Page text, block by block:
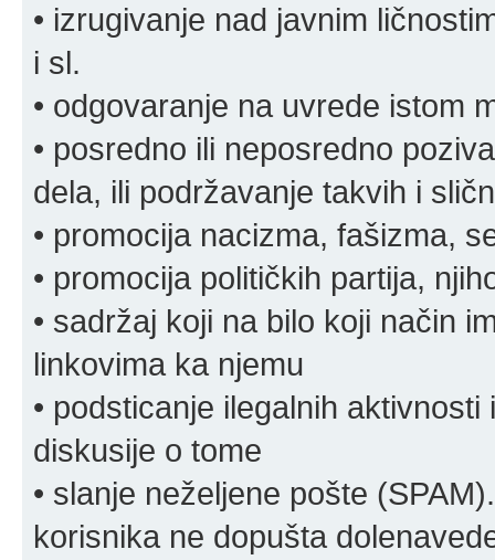
• izrugivanje nad javnim
i sl.
• odgovaranje na uvrede istom
• posredno ili neposredno
dela, ili podržavanje takvih i
• promocija nacizma, fašizma,
• promocija političkih partija,
• sadržaj koji na bilo koji način
linkovima ka njemu
• podsticanje ilegalnih
diskusije o tome
• slanje neželjene pošte
korisnika ne dopušta